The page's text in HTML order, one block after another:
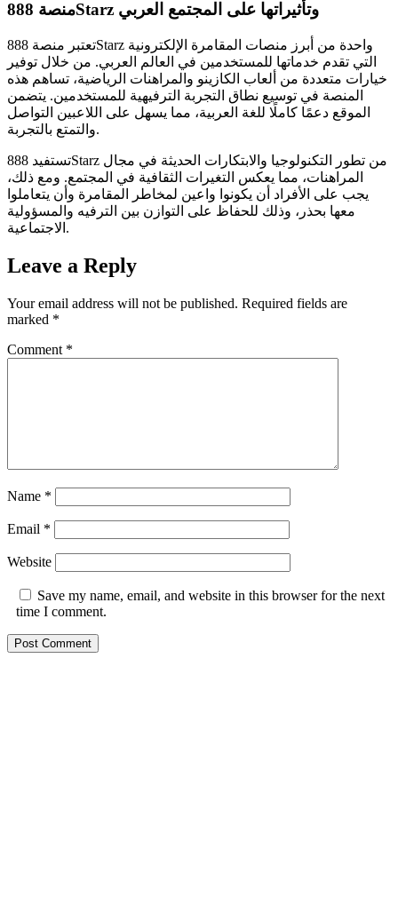
منصة 888Starz وتأثيراتها على المجتمع العربي
تعتبر منصة 888Starz واحدة من أبرز منصات المقامرة الإلكترونية
التي تقدم خدماتها للمستخدمين في العالم العربي. من خلال توفير
خيارات متعددة من ألعاب الكازينو والمراهنات الرياضية، تساهم هذه
المنصة في توسيع نطاق التجربة الترفيهية للمستخدمين. يتضمن
الموقع دعمًا كاملًا للغة العربية، مما يسهل على اللاعبين التواصل
والتمتع بالتجربة.
تستفيد 888Starz من تطور التكنولوجيا والابتكارات الحديثة في مجال
المراهنات، مما يعكس التغيرات الثقافية في المجتمع. ومع ذلك،
يجب على الأفراد أن يكونوا واعين لمخاطر المقامرة وأن يتعاملوا
معها بحذر، وذلك للحفاظ على التوازن بين الترفيه والمسؤولية
الاجتماعية.
Leave a Reply
Your email address will not be published. Required fields are
marked *
Comment *
Name *
Email *
Website
Save my name, email, and website in this browser for the next
time I comment.